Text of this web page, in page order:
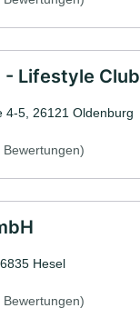
- Lifestyle Club
4-5, 26121 Oldenburg
Bewertungen)
Hesel
Bewertungen)